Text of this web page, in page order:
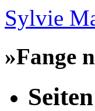
Sylvie
»Fange
Seiten